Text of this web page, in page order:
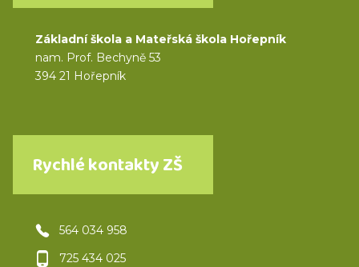
Základní škola a Mateřská škola Hořepník
nam. Prof. Bechyně 53
394 21 Hořepník
Rychlé kontakty ZŠ
564 034 958
725 434 025